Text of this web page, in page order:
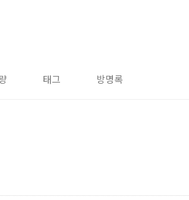
태그 방명록